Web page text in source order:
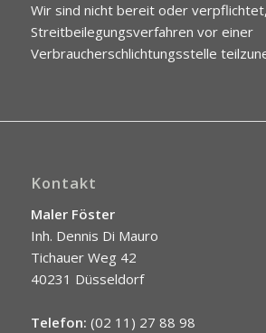
Wir sind nicht bereit oder
Streitbeilegungsverfahren vor einer
Verbraucherschlichtungsstelle
Kontakt
Maler Föster
Inh. Dennis Di Mauro
Tichauer Weg 42
40231 Düsseldorf
Telefon: (02 11) 27 88 98